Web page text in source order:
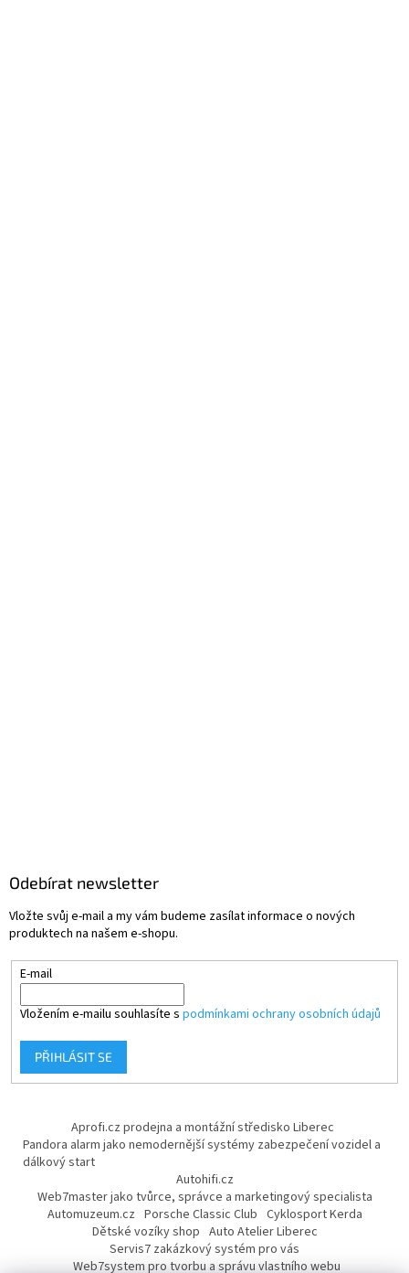
Odebírat newsletter
Vložte svůj e-mail a my vám budeme zasílat informace o nových
produktech na našem e-shopu.
E-mail
Vložením e-mailu souhlasíte s podmínkami ochrany osobních údajů
PŘIHLÁSIT SE
Aprofi.cz prodejna a montážní středisko Liberec
Pandora alarm jako nemodernější systémy zabezpečení vozidel a
dálkový start
Autohifi.cz
Web7master jako tvůrce, správce a marketingový specialista
Automuzeum.cz Porsche Classic Club Cyklosport Kerda
Dětské vozíky shop Auto Atelier Liberec
Servis7 zakázkový systém pro vás
Web7system pro tvorbu a správu vlastního webu